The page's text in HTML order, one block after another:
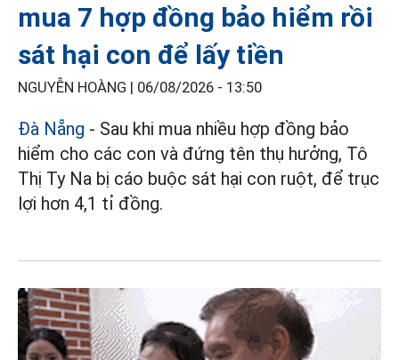
mua 7 hợp đồng bảo hiểm rồi
sát hại con để lấy tiền
NGUYỄN HOÀNG | 06/08/2026 - 13:50
Đà Nẵng - Sau khi mua nhiều hợp đồng bảo
hiểm cho các con và đứng tên thụ hưởng, Tô
Thị Ty Na bị cáo buộc sát hại con ruột, để trục
lợi hơn 4,1 tỉ đồng.